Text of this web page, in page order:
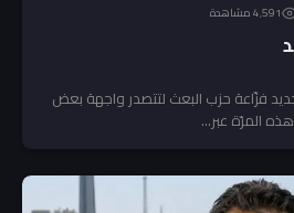
4٬591 مشاهدة
فزّاعة حزب البعث لتتصدر واجهة بعض
المرّة عبر...